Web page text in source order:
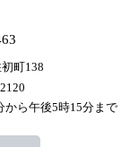
町138
ら午後5時15分まで